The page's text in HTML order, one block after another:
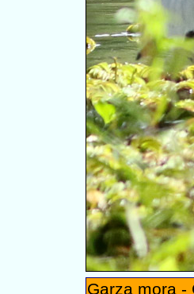
Garza mora